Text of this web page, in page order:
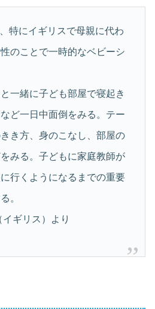
特にイギリスで母親に代わ
のことで一時的なベビーシ
一緒に子ども部屋で寝起き
ど一日中面倒をみる。テー
き方、身のこなし、部屋の
みる。子どもに家庭教師が
行くようになるまでの重要
。
ギリス）より